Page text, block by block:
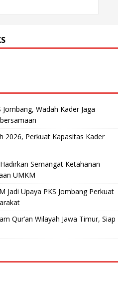
Wadah Kader Jaga
2026, Perkuat Kapasitas Kader
Semangat Ketahanan
UMKM
Jadi Upaya PKS Jombang Perkuat
Qur’an Wilayah Jawa Timur, Siap